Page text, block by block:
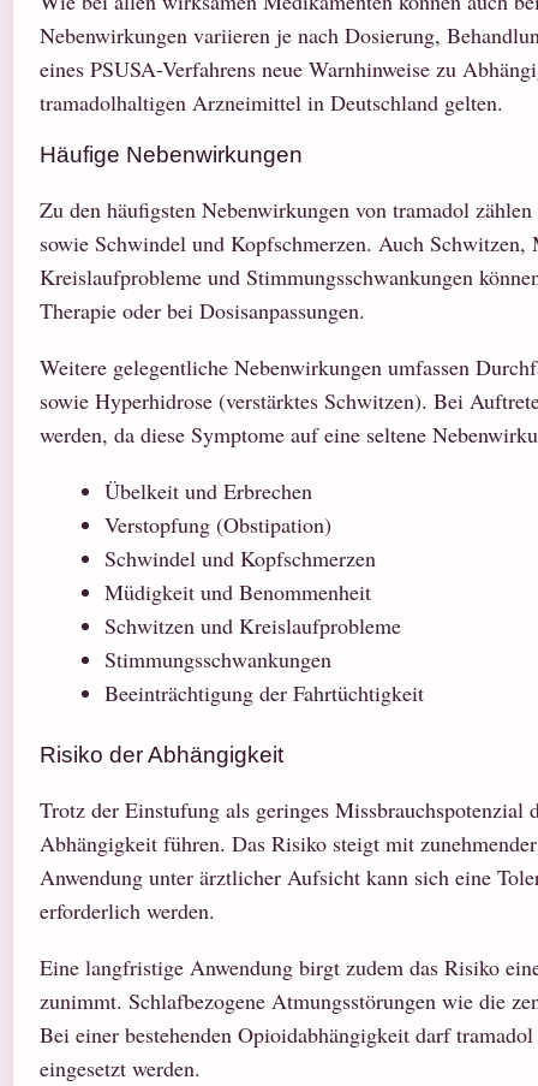
Nebenwirkungen variieren je nach Dosierung,
eines PSUSA-Verfahrens neue Warnhinweise zu
tramadolhaltigen Arzneimittel in Deutschland gelten.
Häufige Nebenwirkungen
Zu den häufigsten Nebenwirkungen von tramadol
sowie Schwindel und Kopfschmerzen. Auch
Kreislaufprobleme und Stimmungsschwankungen
Therapie oder bei Dosisanpassungen.
Weitere gelegentliche Nebenwirkungen umfassen
sowie Hyperhidrose (verstärktes Schwitzen). Bei
werden, da diese Symptome auf eine seltene
Übelkeit und Erbrechen
Verstopfung (Obstipation)
Schwindel und Kopfschmerzen
Müdigkeit und Benommenheit
Schwitzen und Kreislaufprobleme
Stimmungsschwankungen
Beeinträchtigung der Fahrtüchtigkeit
Risiko der Abhängigkeit
Trotz der Einstufung als geringes
Abhängigkeit führen. Das Risiko steigt mit
Anwendung unter ärztlicher Aufsicht kann sich eine
erforderlich werden.
Eine langfristige Anwendung birgt zudem das Risiko
zunimmt. Schlafbezogene Atmungsstörungen wie die
Bei einer bestehenden Opioidabhängigkeit darf
eingesetzt werden.